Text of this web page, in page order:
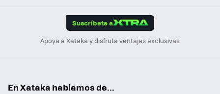
Suscríbete a
Apoya a Xataka y disfruta ventajas exclusivas
En Xataka hablamos de...